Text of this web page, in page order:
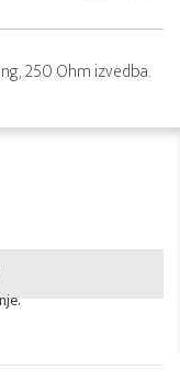
250 Ohm izvedba.